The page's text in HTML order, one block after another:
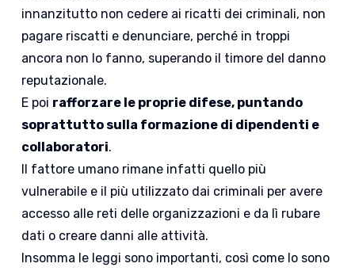
innanzitutto non cedere ai ricatti dei criminali, non
pagare riscatti e denunciare, perché in troppi
ancora non lo fanno, superando il timore del danno
reputazionale.
E poi rafforzare le proprie difese, puntando
soprattutto sulla formazione di dipendenti e
collaboratori.
Il fattore umano rimane infatti quello più
vulnerabile e il più utilizzato dai criminali per avere
accesso alle reti delle organizzazioni e da lì rubare
dati o creare danni alle attività.
Insomma le leggi sono importanti, così come lo sono